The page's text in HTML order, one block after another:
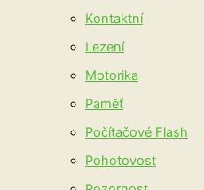
Kontaktní
Lezení
Motorika
Paměť
Počítačové Flash
Pohotovost